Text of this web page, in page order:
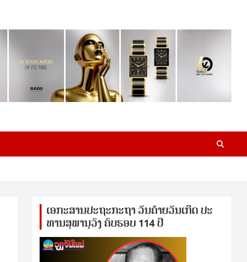
ເອ​ກະ​ສານ​ປະ​ຖະ​ກະ​ຖ​າ ວັນ​ຄ້າຍ​ວັນ​ເກີດ ປ​ະ​
ທານ​ສຸ​ພາ​ນຸ​ວົງ ຄົບ​ຮອບ 114 ປີ